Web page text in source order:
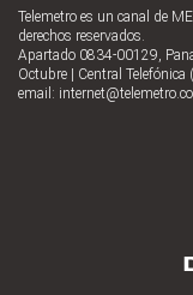
Telemetro es un canal de
derechos reservados.
Apartado 0834-00129,
Octubre | Central
email: